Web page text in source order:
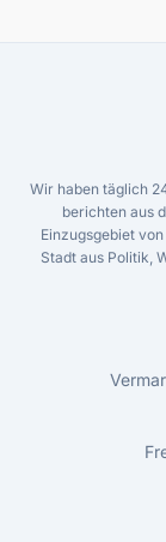
Wir haben täglich
berichten aus
Einzugsgebiet
Stadt aus Politik,